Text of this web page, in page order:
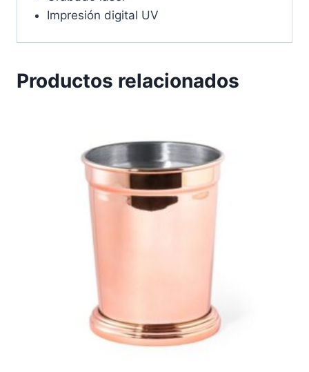
Impresión digital UV
Productos relacionados